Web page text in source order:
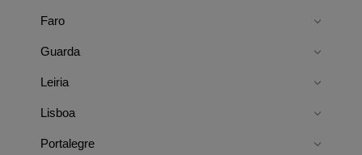
Faro
Guarda
Leiria
Lisboa
Portalegre